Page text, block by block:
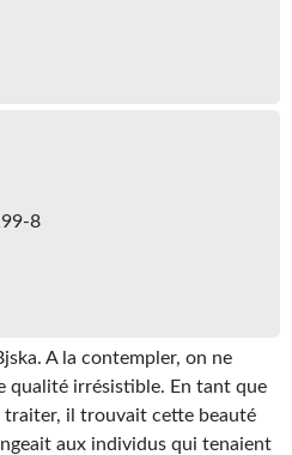
8
A la contempler, on ne
qualité irrésistible. En tant que
traiter, il trouvait cette beauté
aux individus qui tenaient